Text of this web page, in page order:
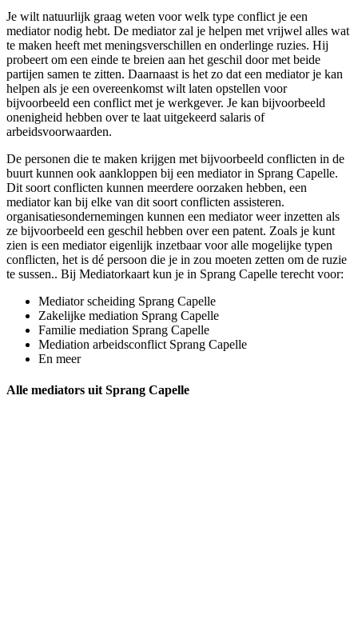
Je wilt natuurlijk graag weten voor welk type conflict je een
mediator nodig hebt. De mediator zal je helpen met vrijwel alles wat
te maken heeft met meningsverschillen en onderlinge ruzies. Hij
probeert om een einde te breien aan het geschil door met beide
partijen samen te zitten. Daarnaast is het zo dat een mediator je kan
helpen als je een overeenkomst wilt laten opstellen voor
bijvoorbeeld een conflict met je werkgever. Je kan bijvoorbeeld
onenigheid hebben over te laat uitgekeerd salaris of
arbeidsvoorwaarden.
De personen die te maken krijgen met bijvoorbeeld conflicten in de
buurt kunnen ook aankloppen bij een mediator in Sprang Capelle.
Dit soort conflicten kunnen meerdere oorzaken hebben, een
mediator kan bij elke van dit soort conflicten assisteren.
organisatiesondernemingen kunnen een mediator weer inzetten als
ze bijvoorbeeld een geschil hebben over een patent. Zoals je kunt
zien is een mediator eigenlijk inzetbaar voor alle mogelijke typen
conflicten, het is dé persoon die je in zou moeten zetten om de ruzie
te sussen.. Bij Mediatorkaart kun je in Sprang Capelle terecht voor:
Mediator scheiding Sprang Capelle
Zakelijke mediation Sprang Capelle
Familie mediation Sprang Capelle
Mediation arbeidsconflict Sprang Capelle
En meer
Alle mediators uit Sprang Capelle